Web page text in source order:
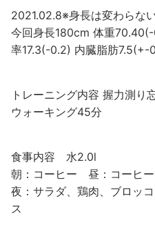
2021.02.8※身長は変わらな
今回身長180cm 体重
率17.3(-0.2) 内臓脂肪7.5(+-
トレーニング内容 握力測り
ウォーキング45分
食事内容 水2.0l
朝：コーヒー 昼：コーヒ
夜：サラダ、鶏肉、ブロッ
ス